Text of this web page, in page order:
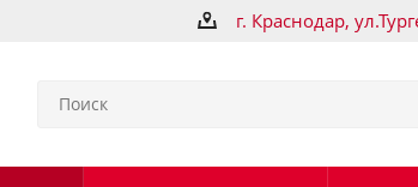
г. Краснодар,